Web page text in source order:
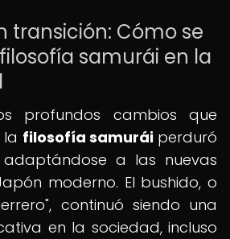
transición: Cómo se
samurái en la
profundos cambios que
la filosofía samuráiperduró
a las nuevas
moderno. El bushido, o
continuó siendo una
en la sociedad, incluso